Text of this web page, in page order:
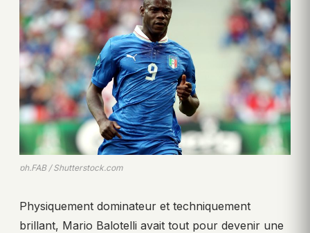
ph.FAB / Shutterstock.com
Physiquement dominateur et techniquement
brillant, Mario Balotelli avait tout pour devenir une